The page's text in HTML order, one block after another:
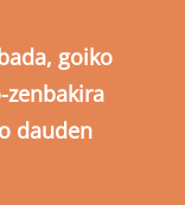
goiko
dauden